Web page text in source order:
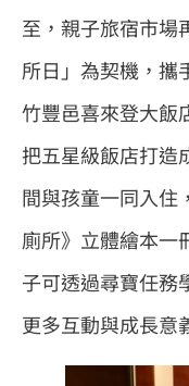
至，親子旅宿市場
所日」為契機，攜
竹豐邑喜來登大飯
把五星級飯店打造
間與孩童一同入住
廁所》立體繪本一
子可透過尋寶任務
更多互動與成長意